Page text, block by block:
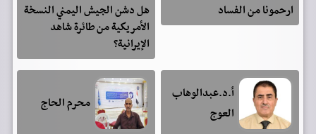
ارحمونا من الفساد
هل دشن الجيش اليمني النسخة
الأمريكية من طائرة شاهد
الإيرانية؟
أ.د.عبدالوهاب
العوج
محرم الحاج